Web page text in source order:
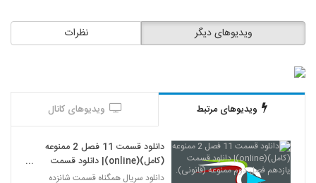
نظرات ویدیوهای دیگر
ویدیوهای مرتبط ویدیوهای کانال
دانلود قسمت 11 فصل 2 ممنوعه
(کامل)(online)| دانلود قسمت
یازدهم فصل دوم ممنوعه (قانونی).
دانلود سریال همگناه قسمت شانزده